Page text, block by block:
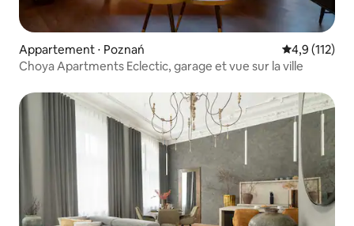
Appartement ⋅ Poznań Évaluation
4,9 (112)
Choya Apartments Eclectic, garage et vue sur la ville